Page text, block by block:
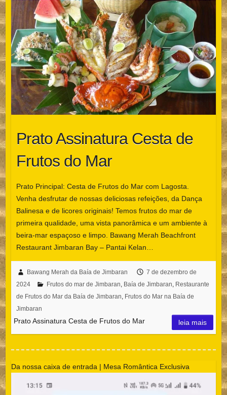
Prato Assinatura Cesta de
Frutos do Mar
Prato Principal: Cesta de Frutos do Mar com Lagosta.
Venha desfrutar de nossas deliciosas refeições, da Dança
Balinesa e de licores originais! Temos frutos do mar de
primeira qualidade, uma vista panorâmica e um ambiente à
beira-mar espaçoso e limpo. Bawang Merah Beachfront
Restaurant Jimbaran Bay – Pantai Kelan…
Bawang Merah da Baía de Jimbaran
7 de dezembro de
2024
Frutos do mar de Jimbaran, Baía de Jimbaran, Restaurante
de Frutos do Mar da Baía de Jimbaran, Frutos do Mar na Baía de
Jimbaran
Prato Assinatura Cesta de Frutos do Mar leia mais
Da nossa caixa de entrada | Mesa Romântica Exclusiva